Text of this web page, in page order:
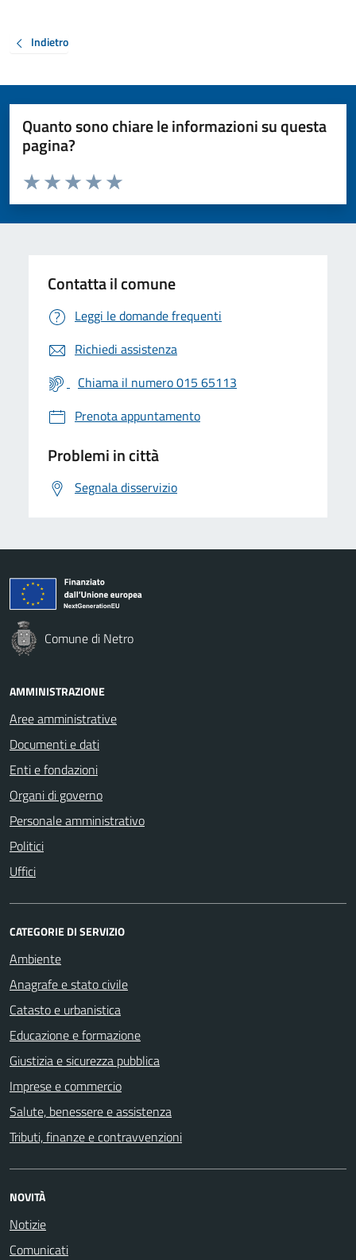
Indietro
Quanto sono chiare le informazioni su questa
pagina?
Valuta da 1 a 5 stelle la pagina
Valuta 5 stelle su 5
Valuta 4 stelle su 5
Valuta 3 stelle su 5
Valuta 2 stelle su 5
Valuta 1 stelle su 5
Contatta il comune
Leggi le domande frequenti
Richiedi assistenza
Chiama il numero 015 65113
Prenota appuntamento
Problemi in città
Segnala disservizio
Comune di Netro
AMMINISTRAZIONE
Aree amministrative
Documenti e dati
Enti e fondazioni
Organi di governo
Personale amministrativo
Politici
Uffici
CATEGORIE DI SERVIZIO
Ambiente
Anagrafe e stato civile
Catasto e urbanistica
Educazione e formazione
Giustizia e sicurezza pubblica
Imprese e commercio
Salute, benessere e assistenza
Tributi, finanze e contravvenzioni
NOVITÀ
Notizie
Comunicati